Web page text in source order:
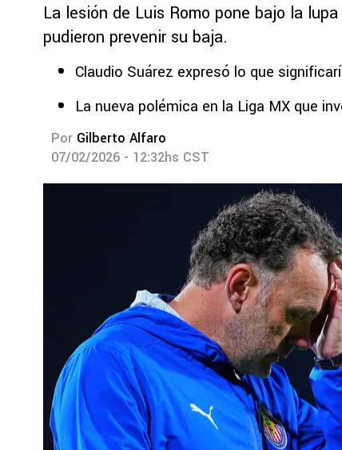
La lesión de Luis Romo pone bajo la
pudieron prevenir su baja.
Claudio Suárez expresó lo que
La nueva polémica en la Liga MX que
Por Gilberto Alfaro
07/02/2026 - 12:32hs CST